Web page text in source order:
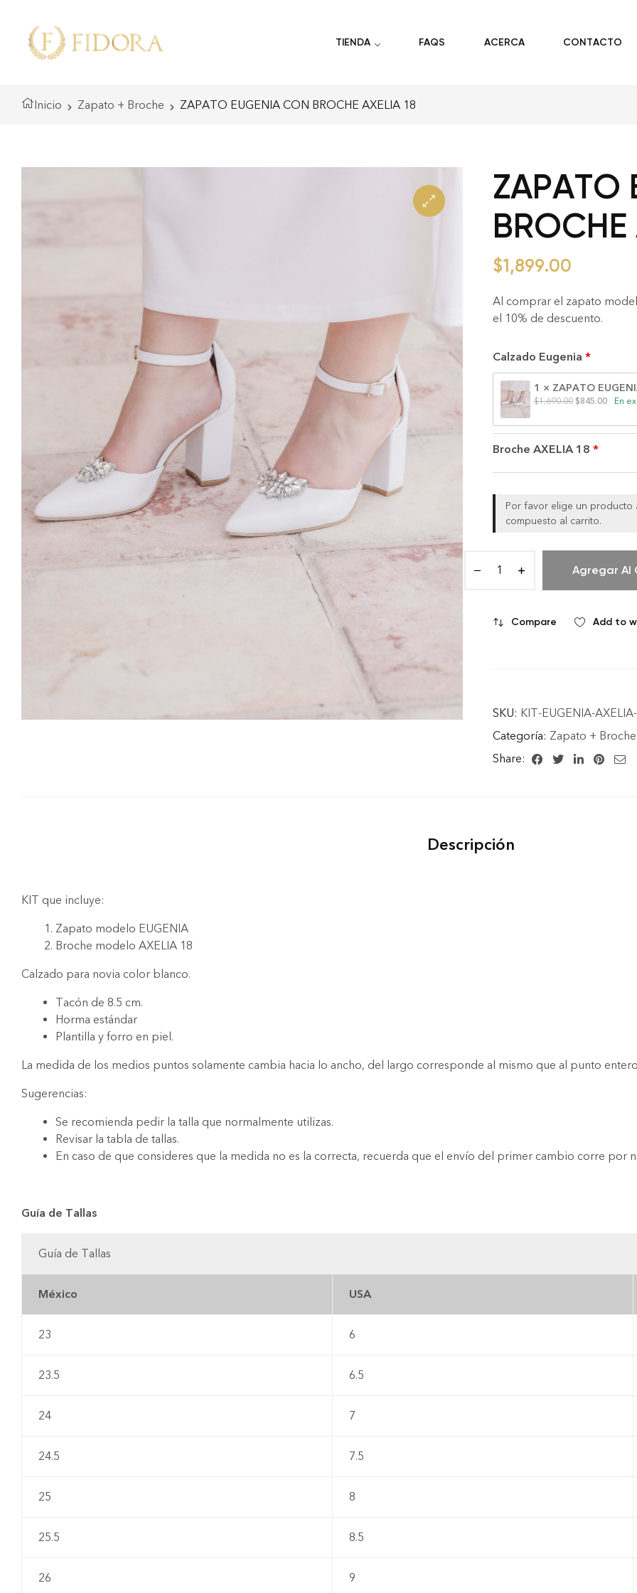
TIENDA FAQS ACERCA CONTACTO
Inicio Zapato + Broche ZAPATO EUGENIA CON BROCHE AXELIA 18
ZAPATO
BROCHE
$1,899.00
Al comprar el zapato
el 10% de descuento.
Calzado Eugenia
1 × ZAPATO
$1,690.00 $845.00 En
Broche AXELIA 18
Por favor elige un producto
compuesto al carrito.
Agregar Al
Compare Add to
SKU: KIT-EUGENIA-
Categoría: Zapato + Broche
Share:
Descripción
KIT que incluye:
Zapato modelo EUGENIA
Broche modelo AXELIA 18
Calzado para novia color blanco.
Tacón de 8.5 cm.
Horma estándar
Plantilla y forro en piel.
La medida de los medios puntos solamente cambia hacia lo ancho, del largo corresponde al mismo que al punto
Sugerencias:
Se recomienda pedir la talla que normalmente utilizas.
Revisar la tabla de tallas.
En caso de que consideres que la medida no es la correcta, recuerda que el envío del primer cambio corre por
Guía de Tallas
Guía de Tallas
México USA
23 6
23.5 6.5
24 7
24.5 7.5
25 8
25.5 8.5
26 9